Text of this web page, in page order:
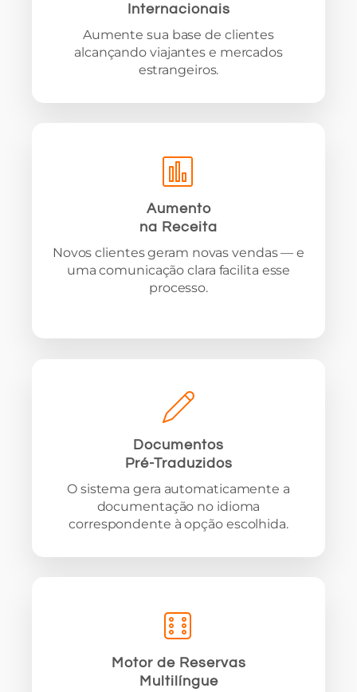
Internacionais
Aumente sua base de clientes
alcançando viajantes e mercados
estrangeiros.
Aumento
na Receita
Novos clientes geram novas vendas — e
uma comunicação clara facilita esse
processo.
Documentos
Pré-Traduzidos
O sistema gera automaticamente a
documentação no idioma
correspondente à opção escolhida.
Motor de Reservas
Multilíngue